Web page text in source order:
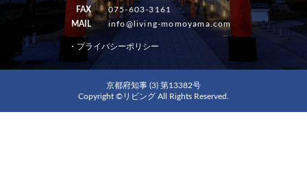
FAX
075-603-3161
MAIL
info@living-momoyama.com
・プライバシーポリシー
京都府知事 (3) 第13382号
Copyright ©リビング All Rights Reserved.